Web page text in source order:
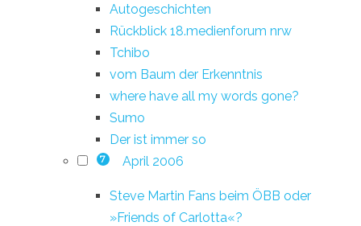
Autogeschichten
Rückblick 18.medienforum nrw
Tchibo
vom Baum der Erkenntnis
where have all my words gone?
Sumo
Der ist immer so
7 April 2006
Steve Martin Fans beim ÖBB oder
»Friends of Carlotta«?